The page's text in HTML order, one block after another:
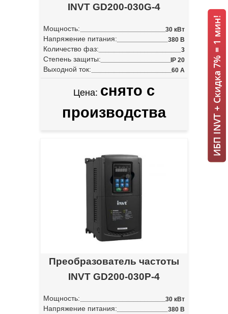
INVT GD200-030G-4
Мощность: 30 кВт
Напряжение питания: 380 В
Количество фаз: 3
Степень защиты: IP 20
Выходной ток: 60 А
Цена: снято с
производства
Преобразователь частоты
INVT GD200-030P-4
Мощность: 30 кВт
Напряжение питания: 380 В
ИБП INVT + Скидка 7% = 1 мин!